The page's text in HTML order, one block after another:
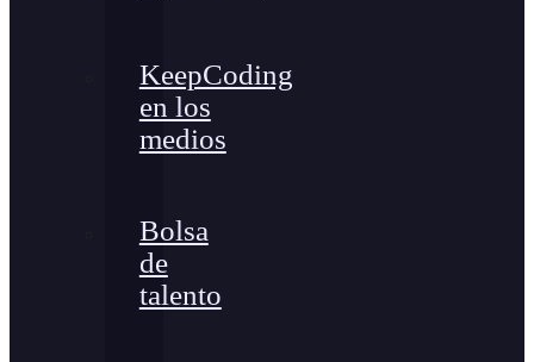
KeepCoding
en los
medios
Bolsa
de
talento